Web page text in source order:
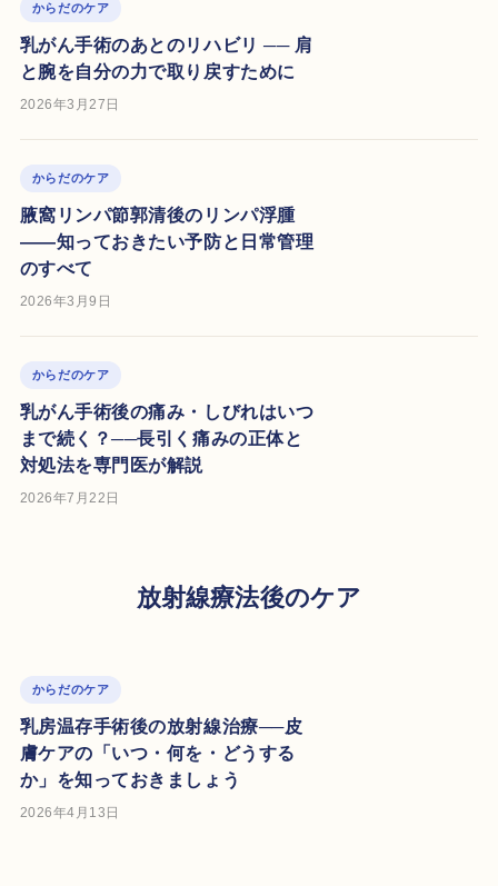
からだのケア
乳がん手術のあとのリハビリ ── 肩
と腕を自分の力で取り戻すために
2026年3月27日
からだのケア
腋窩リンパ節郭清後のリンパ浮腫
——知っておきたい予防と日常管理
のすべて
2026年3月9日
からだのケア
乳がん手術後の痛み・しびれはいつ
まで続く？──長引く痛みの正体と
対処法を専門医が解説
2026年7月22日
放射線療法後のケア
からだのケア
乳房温存手術後の放射線治療──皮
膚ケアの「いつ・何を・どうする
か」を知っておきましょう
2026年4月13日